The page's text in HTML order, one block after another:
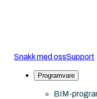
Snakk med ossSupport
Programvare
BIM-